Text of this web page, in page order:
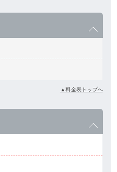
▲料金表トップへ